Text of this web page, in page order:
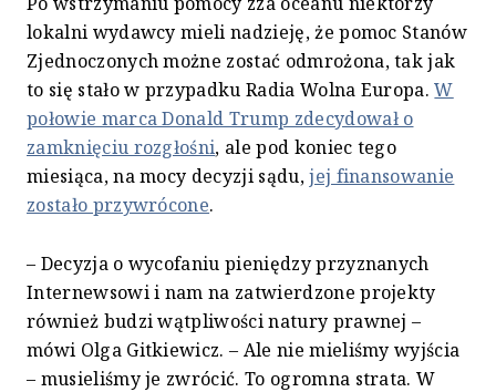
lokalni wydawcy mieli nadzieję, że pomoc Stanów
Zjednoczonych możne zostać odmrożona, tak jak
to się stało w przypadku Radia Wolna Europa.W
połowie marca Donald Trump zdecydował o
zamknięciu rozgłośni, ale pod koniec tego
miesiąca, na mocy decyzji sądu,jej finansowanie
zostało przywrócone.
– Decyzja o wycofaniu pieniędzy przyznanych
Internewsowi i nam na zatwierdzone projekty
również budzi wątpliwości natury prawnej –
mówi Olga Gitkiewicz. – Ale nie mieliśmy wyjścia
– musieliśmy je zwrócić. To ogromna strata. W